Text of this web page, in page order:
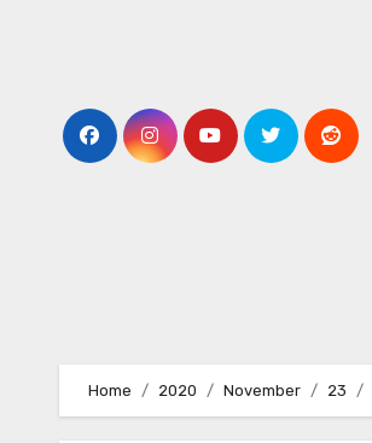
Home 2020 November 23